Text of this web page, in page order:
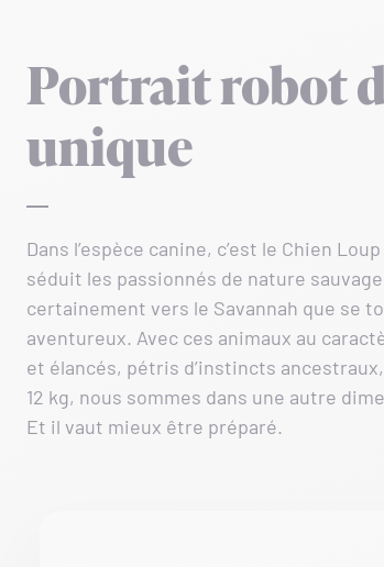
Portrait robot
unique
Dans l’espèce canine, c’est le Chien
séduit les passionnés de nature
certainement vers le Savannah que se
aventureux. Avec ces animaux au
et élancés, pétris d’instincts
12 kg, nous sommes dans une autre
Et il vaut mieux être préparé.